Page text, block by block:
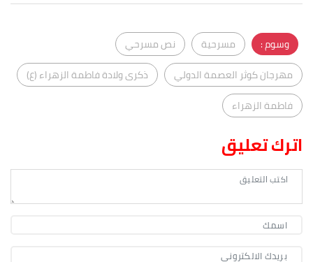
وسوم : مسرحية
نص مسرحي
مهرجان كوثر العصمة الدولي
ذكرى ولادة فاطمة الزهراء (ع)
فاطمة الزهراء
اترك تعليق